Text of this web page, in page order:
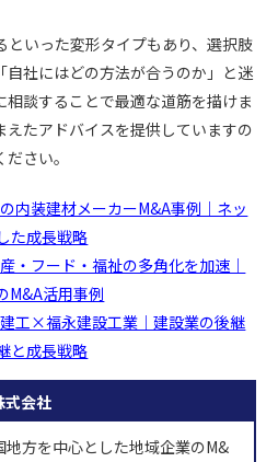
いった変形タイプもあり、選択肢
自社にはどの方法が合うのか」と迷
談することで最適な道筋を描けま
たアドバイスを提供していますの
さい。
内装建材メーカーM&A事例｜ネッ
た成長戦略
・フード・福祉の多角化を加速｜
M&A活用事例
工×福永建設工業｜建設業の後継
と成長戦略
式会社
方を中心とした地域企業のM&